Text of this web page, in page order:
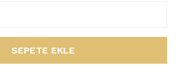
SEPETE EKLE